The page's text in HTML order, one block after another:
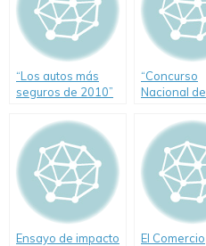
“Los autos más
seguros de 2010”
“Concurso
Nacional de
Creciendo
Seguros”,
Ensayo de impacto
El Comercio